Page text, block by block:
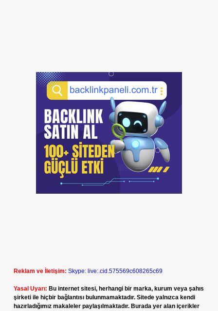
Reklam ve İletişim: Skype: live:.cid.575569c608265c69
Yasal Uyarı: Bu internet sitesi, herhangi bir marka, kurum veya şahıs
şirketi ile hiçbir bağlantısı bulunmamaktadır. Sitede yalnızca kendi
hazırladığımız makaleler paylaşılmaktadır. Burada yer alan içerikler